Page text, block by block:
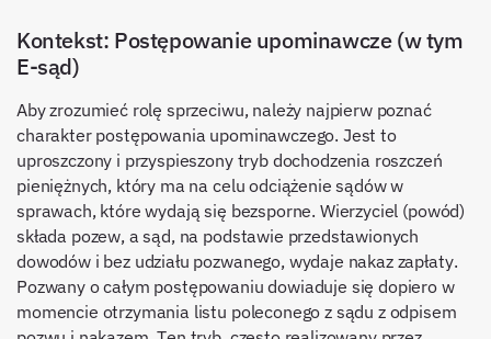
Kontekst: Postępowanie upominawcze (w tym
E-sąd)
Aby zrozumieć rolę sprzeciwu, należy najpierw poznać
charakter postępowania upominawczego. Jest to
uproszczony i przyspieszony tryb dochodzenia roszczeń
pieniężnych, który ma na celu odciążenie sądów w
sprawach, które wydają się bezsporne. Wierzyciel (powód)
składa pozew, a sąd, na podstawie przedstawionych
dowodów i bez udziału pozwanego, wydaje nakaz zapłaty.
Pozwany o całym postępowaniu dowiaduje się dopiero w
momencie otrzymania listu poleconego z sądu z odpisem